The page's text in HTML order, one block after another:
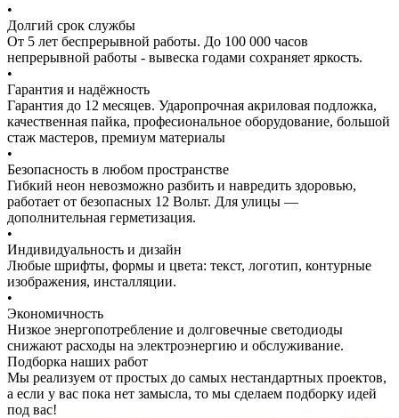
•
Долгий срок службы
От 5 лет беспрерывной работы. До 100 000 часов
непрерывной работы - вывеска годами сохраняет яркость.
•
Гарантия и надёжность
Гарантия до 12 месяцев. Ударопрочная акриловая подложка,
качественная пайка, професиональное оборудование, большой
стаж мастеров, премиум материалы
•
Безопасность в любом пространстве
Гибкий неон невозможно разбить и навредить здоровью,
работает от безопасных 12 Вольт. Для улицы —
дополнительная герметизация.
•
Индивидуальность и дизайн
Любые шрифты, формы и цвета: текст, логотип, контурные
изображения, инсталляции.
•
Экономичность
Низкое энергопотребление и долговечные светодиоды
снижают расходы на электроэнергию и обслуживание.
Подборка наших работ
Мы реализуем от простых до самых нестандартных проектов,
а если у вас пока нет замысла, то мы сделаем подборку идей
под вас!